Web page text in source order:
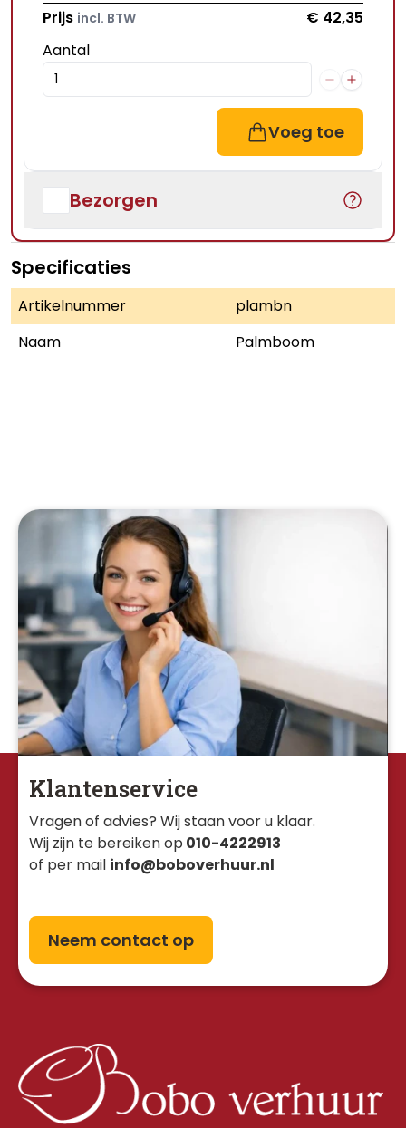
Prijs incl. BTW
€ 42,35
Aantal
Voeg toe
Bezorgen
Specificaties
Artikelnummer
plambn
Naam
Palmboom
Klantenservice
Vragen of advies? Wij staan voor u klaar.
Wij zijn te bereiken op 010-4222913
of per mail info@boboverhuur.nl
Neem contact op